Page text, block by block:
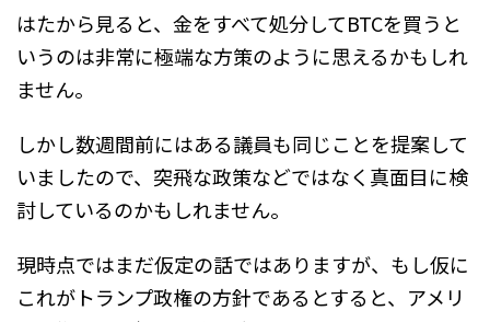
はたから見ると、金をすべて処分してBTCを買うと
いうのは非常に極端な方策のように思えるかもしれ
ません。
しかし数週間前にはある議員も同じことを提案して
いましたので、突飛な政策などではなく真面目に検
討しているのかもしれません。
現時点ではまだ仮定の話ではありますが、もし仮に
これがトランプ政権の方針であるとすると、アメリ